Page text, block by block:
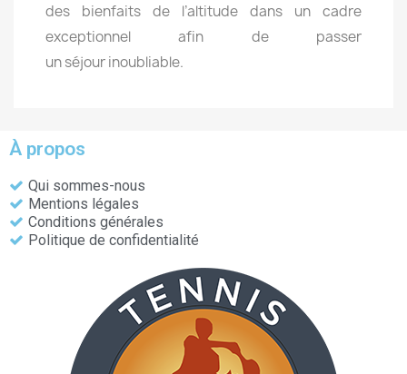
des bienfaits de l’altitude dans un cadre
exceptionnel afin de passer
un séjourinoubliable.
À propos
Qui sommes-nous
Mentions légales
Conditions générales
Politique de confidentialité